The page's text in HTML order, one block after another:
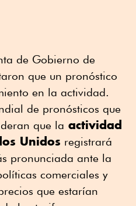
de Gobierno de
que un pronóstico
en la actividad.
de pronósticos que
que la actividad
Unidos registrará
pronunciada ante la
comerciales y
que estarían